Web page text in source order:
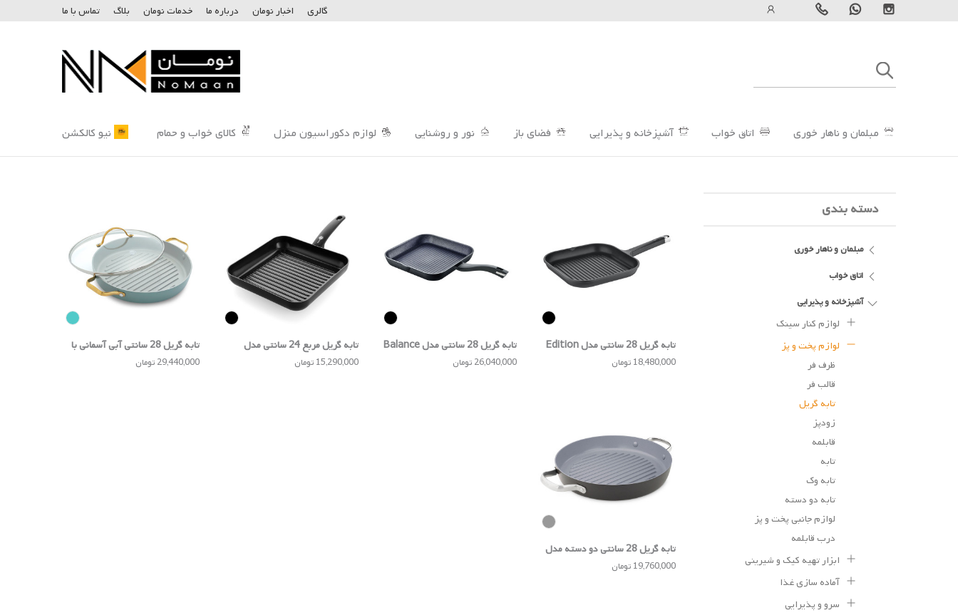
گالری اخبار نومان درباره ما خدمات نومان بلاگ تماس با ما
مبلمان و ناهار خوری اتاق خواب آشپزخانه و پذیرایی فضای باز نور و روشنایی لوازم دکوراسیون منزل کالای خواب و حمام نیو کالکشن
تابه گریل 28 سانتی مدل Edition
100
18,480,000 تومان
تابه گریل 28 سانتی مدل Balance
Induction Enduro
26,040,000 تومان
تابه گریل مربع 24 سانتی مدل
Cambridge
15,290,000 تومان
تابه گریل 28 سانتی آبی آسمانی با
درب شیشه ای مدل Padova
29,440,000 تومان
تابه گریل 28 سانتی دو دسته مدل
Venice Pro
19,760,000 تومان
دسته بندی
مبلمان و ناهار خوری
اتاق خواب
آشپزخانه و پذیرایی
لوازم کنار سینک
لوازم پخت و پز
ظرف فر
قالب فر
تابه گریل
زودپز
قابلمه
تابه
تابه وک
تابه دو دسته
لوازم جانبی پخت و پز
درب قابلمه
ابزار تهیه کیک و شیرینی
آماده سازی غذا
سرو و پذیرایی